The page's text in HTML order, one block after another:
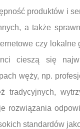
produktów i
a także
czy lokalne
cieszą się
węży, np.
tradycyjnych,
rozwiązania
standardów